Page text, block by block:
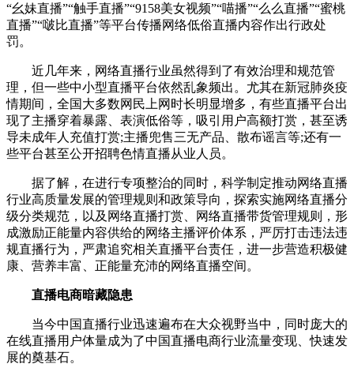
“幺妹直播”“触手直播”“9158美女视频”“喵播”“么么直播”“蜜桃
直播”“啵比直播”等平台传播网络低俗直播内容作出行政处
罚。
近几年来，网络直播行业虽然得到了有效治理和规范管
理，但一些中小型直播平台依然乱象频出。尤其在新冠肺炎疫
情期间，全国大多数网民上网时长明显增多，有些直播平台出
现了主播穿着暴露、表演低俗等，吸引用户高额打赏，甚至诱
导未成年人充值打赏;主播兜售三无产品、散布谣言等;还有一
些平台甚至公开招聘色情直播从业人员。
据了解，在进行专项整治的同时，科学制定推动网络直播
行业高质量发展的管理规则和政策导向，探索实施网络直播分
级分类规范，以及网络直播打赏、网络直播带货管理规则，形
成激励正能量内容供给的网络主播评价体系，严厉打击违法违
规直播行为，严肃追究相关直播平台责任，进一步营造积极健
康、营养丰富、正能量充沛的网络直播空间。
直播电商暗藏隐患
当今中国直播行业迅速遍布在大众视野当中，同时庞大的
在线直播用户体量成为了中国直播电商行业流量变现、快速发
展的奠基石。